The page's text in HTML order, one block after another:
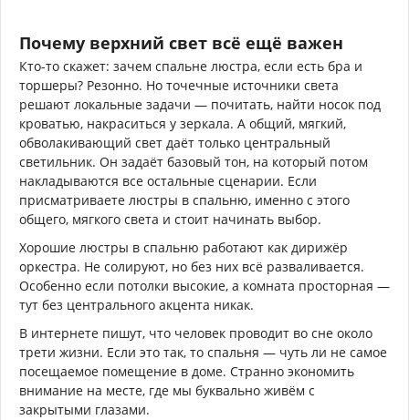
Почему верхний свет всё ещё важен
Кто-то скажет: зачем спальне люстра, если есть бра и
торшеры? Резонно. Но точечные источники света
решают локальные задачи — почитать, найти носок под
кроватью, накраситься у зеркала. А общий, мягкий,
обволакивающий свет даёт только центральный
светильник. Он задаёт базовый тон, на который потом
накладываются все остальные сценарии. Если
присматриваете люстры в спальню, именно с этого
общего, мягкого света и стоит начинать выбор.
Хорошие люстры в спальню работают как дирижёр
оркестра. Не солируют, но без них всё разваливается.
Особенно если потолки высокие, а комната просторная —
тут без центрального акцента никак.
В интернете пишут, что человек проводит во сне около
трети жизни. Если это так, то спальня — чуть ли не самое
посещаемое помещение в доме. Странно экономить
внимание на месте, где мы буквально живём с
закрытыми глазами.